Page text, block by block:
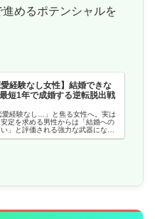
めるポテンシャルを
愛経験なし女性】結婚できな
短1年で成婚する逆転脱出戦
愛経験なし…」と焦る女性へ。実は
定を求める男性からは「結婚への
」と評価される強力な武器になり
ロから最短1年で成婚を叶える３ス